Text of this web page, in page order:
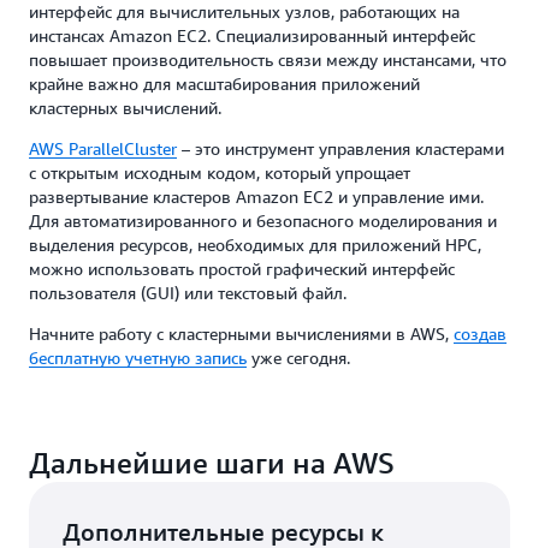
интерфейс для вычислительных узлов, работающих на
инстансах Amazon EC2. Специализированный интерфейс
повышает производительность связи между инстансами, что
крайне важно для масштабирования приложений
кластерных вычислений.
AWS ParallelCluster – это инструмент управления кластерами
с открытым исходным кодом, который упрощает
развертывание кластеров Amazon EC2 и управление ими.
Для автоматизированного и безопасного моделирования и
выделения ресурсов, необходимых для приложений HPC,
можно использовать простой графический интерфейс
пользователя (GUI) или текстовый файл.
Начните работу с кластерными вычислениями в AWS, создав
бесплатную учетную запись уже сегодня.
Дальнейшие шаги на AWS
Дополнительные ресурсы к